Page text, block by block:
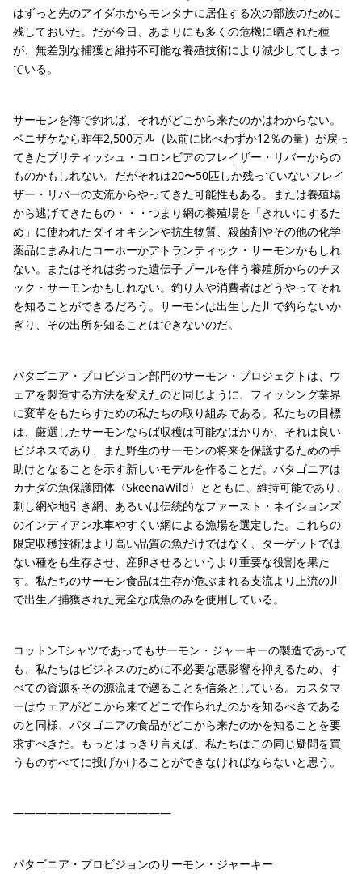
はずっと先のアイダホからモンタナに居住する次の部族のために
残しておいた。だが今日、あまりにも多くの危機に晒された種
が、無差別な捕獲と維持不可能な養殖技術により減少してしまっ
ている。
サーモンを海で釣れば、それがどこから来たのかはわからない。
ベニザケなら昨年2,500万匹（以前に比べわずか12％の量）が戻っ
てきたブリティッシュ・コロンビアのフレイザー・リバーからの
ものかもしれない。だがそれは20〜50匹しか残っていないフレイ
ザー・リバーの支流からやってきた可能性もある。または養殖場
から逃げてきたもの・・・つまり網の養殖場を「きれいにするた
め」に使われたダイオキシンや抗生物質、殺菌剤やその他の化学
薬品にまみれたコーホーかアトランティック・サーモンかもしれ
ない。またはそれは劣った遺伝子プールを伴う養殖所からのチヌ
ック・サーモンかもしれない。釣り人や消費者はどうやってそれ
を知ることができるだろう。サーモンは出生した川で釣らないか
ぎり、その出所を知ることはできないのだ。
パタゴニア・プロビジョン部門のサーモン・プロジェクトは、ウ
ェアを製造する方法を変えたのと同じように、フィッシング業界
に変革をもたらすための私たちの取り組みである。私たちの目標
は、厳選したサーモンならば収穫は可能なばかりか、それは良い
ビジネスであり、また野生のサーモンの将来を保護するための手
助けとなることを示す新しいモデルを作ることだ。パタゴニアは
カナダの魚保護団体〈SkeenaWild〉とともに、維持可能であり、
刺し網や地引き網、あるいは伝統的なファースト・ネイションズ
のインディアン水車やすくい網による漁場を選定した。これらの
限定収穫技術はより高い品質の魚だけではなく、ターゲットでは
ない種をも生存させ、産卵させるというより重要な役割を果た
す。私たちのサーモン食品は生存が危ぶまれる支流より上流の川
で出生／捕獲された完全な成魚のみを使用している。
コットンTシャツであってもサーモン・ジャーキーの製造であって
も、私たちはビジネスのために不必要な悪影響を抑えるため、す
べての資源をその源流まで遡ることを信条としている。カスタマ
ーはウェアがどこから来てどこで作られたのかを知るべきである
のと同様、パタゴニアの食品がどこから来たのかを知ることを要
求すべきだ。もっとはっきり言えば、私たちはこの同じ疑問を買
うものすべてに投げかけることができなければならないと思う。
——————————————
パタゴニア・プロビジョンのサーモン・ジャーキー